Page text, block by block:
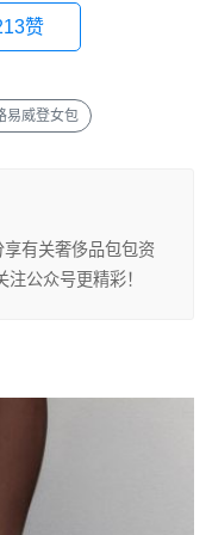
赞
易威登女包
有关奢侈品包包资
公众号更精彩！